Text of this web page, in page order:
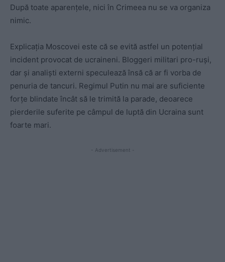
După toate aparențele, nici în Crimeea nu se va organiza
nimic.
Explicația Moscovei este că se evită astfel un potențial
incident provocat de ucraineni. Bloggeri militari pro-ruși,
dar și analiști externi speculează însă că ar fi vorba de
penuria de tancuri. Regimul Putin nu mai are suficiente
forțe blindate încât să le trimită la parade, deoarece
pierderile suferite pe câmpul de luptă din Ucraina sunt
foarte mari.
- Advertisement -